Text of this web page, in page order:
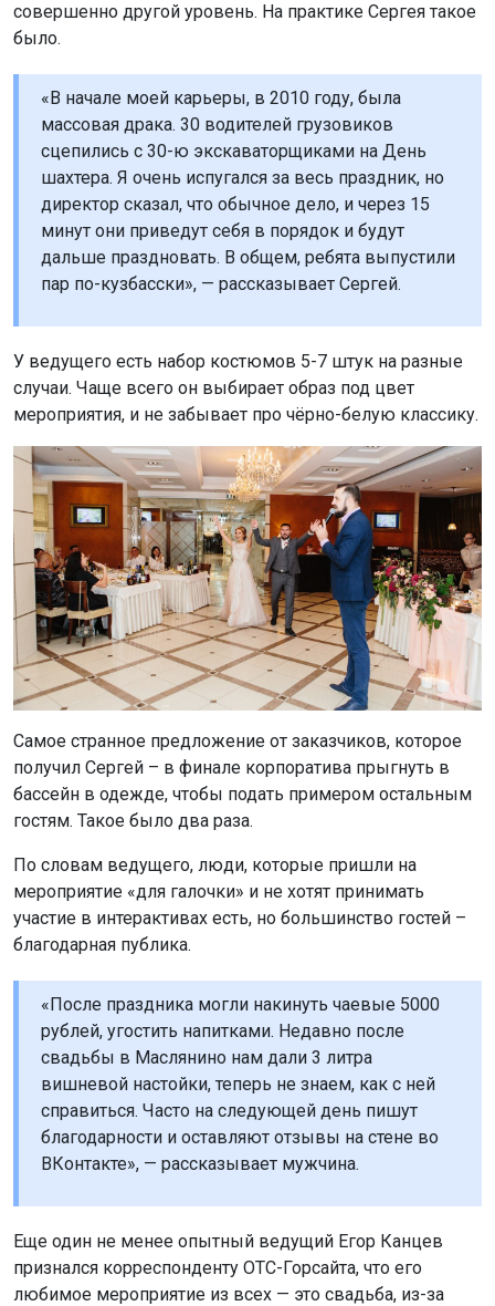
совершенно другой уровень. На практике Сергея такое
было.
«В начале моей карьеры, в 2010 году, была
массовая драка. 30 водителей грузовиков
сцепились с 30-ю экскаваторщиками на День
шахтера. Я очень испугался за весь праздник, но
директор сказал, что обычное дело, и через 15
минут они приведут себя в порядок и будут
дальше праздновать. В общем, ребята выпустили
пар по-кузбасски», — рассказывает Сергей.
У ведущего есть набор костюмов 5-7 штук на разные
случаи. Чаще всего он выбирает образ под цвет
мероприятия, и не забывает про чёрно-белую классику.
Самое странное предложение от заказчиков, которое
получил Сергей – в финале корпоратива прыгнуть в
бассейн в одежде, чтобы подать примером остальным
гостям. Такое было два раза.
По словам ведущего, люди, которые пришли на
мероприятие «для галочки» и не хотят принимать
участие в интерактивах есть, но большинство гостей –
благодарная публика.
«После праздника могли накинуть чаевые 5000
рублей, угостить напитками. Недавно после
свадьбы в Маслянино нам дали 3 литра
вишневой настойки, теперь не знаем, как с ней
справиться. Часто на следующей день пишут
благодарности и оставляют отзывы на стене во
ВКонтакте», — рассказывает мужчина.
Еще один не менее опытный ведущий Егор Канцев
признался корреспонденту ОТС-Горсайта, что его
любимое мероприятие из всех — это свадьба, из-за